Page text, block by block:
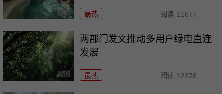
最热 阅读 11677
两部门发文推动多用户绿电直连
发展
最热 阅读 12378